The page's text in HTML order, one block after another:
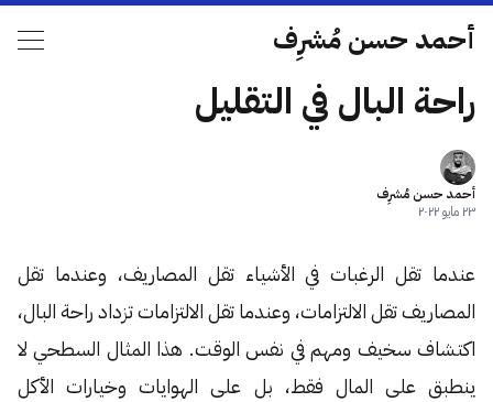
أحمد حسن مُشرِف
راحة البال في التقليل
أحمد حسن مُشرِف
٢٣ مايو ٢٠٢٢
عندما تقل الرغبات في الأشياء تقل المصاريف، وعندما تقل
المصاريف تقل الالتزامات، وعندما تقل الالتزامات تزداد راحة البال،
اكتشاف سخيف ومهم في نفس الوقت. هذا المثال السطحي لا
ينطبق على المال فقط، بل على الهوايات وخيارات الأكل